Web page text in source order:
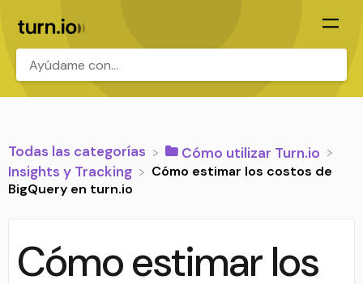
Todas las categorías
​Cómo utilizar Turn.io
​Insights y Tracking
Cómo estimar los costos de
BigQuery en turn.io
Cómo estimar los
.